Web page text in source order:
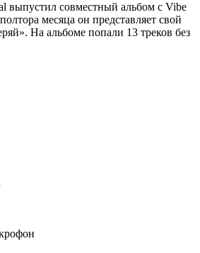
выпустил совместный альбом с Vibe
месяца он представляет свой
На альбоме попали 13 треков без